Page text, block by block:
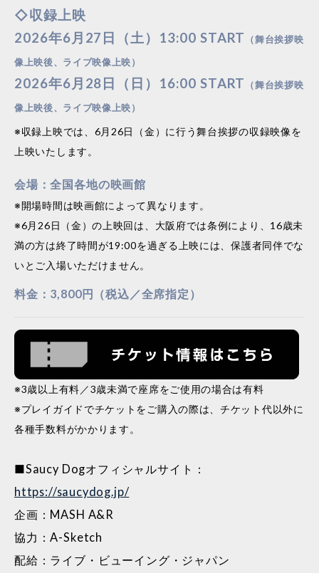
◇収録上映
2026年6月27日（土）13:00 START
（舞台挨拶映
像上映後、ライブ映像上映）
2026年6月28日（日）16:00 START
（舞台挨拶映
像上映後、ライブ映像上映）
※収録上映では、6月26日（金）に行う舞台挨拶の収録映像を
上映いたします。
会場：全国各地の映画館
※開場時間は映画館によって異なります。
※6月26日（金）の上映回は、大阪府では条例により、16歳未
満の方は終了時間が19:00を過ぎる上映には、保護者同伴でな
いとご入場いただけません。
料金：3,800円（税込／全席指定）
※3歳以上有料／3歳未満で座席をご使用の場合は有料
※プレイガイドでチケットをご購入の際は、チケット代以外に
各種手数料がかかります。
■Saucy Dogオフィシャルサイト：
https://saucydog.jp/
企画：MASH A&R
協力：A-Sketch
配給：ライブ・ビューイング・ジャパン